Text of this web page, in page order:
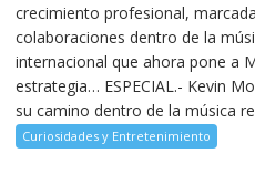
crecimiento profesional,
colaboraciones dentro de la
internacional que ahora pone a
estrategia… ESPECIAL.- Kevin
su camino dentro de la música
Curiosidades y Entretenimiento